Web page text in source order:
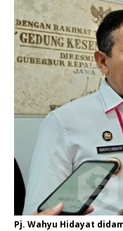
Pj. Wahyu Hidayat